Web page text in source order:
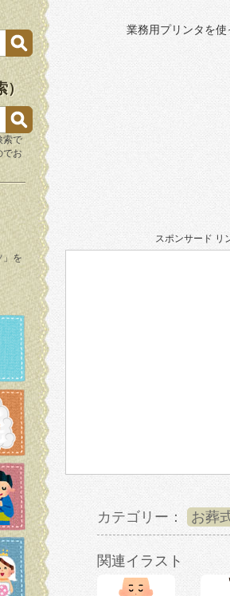
）
索で
でお
」を
業務用プリンタを使
スポンサード リ
カテゴリー： お葬
関連イラスト